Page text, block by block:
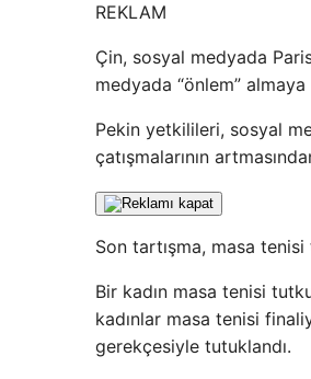
REKLAM
Çin, sosyal medyada
medyada “önlem” almaya
Pekin yetkilileri, sosyal
çatışmalarının
Son tartışma, masa
Bir kadın masa tenisi
kadınlar masa tenisi
gerekçesiyle tutuklandı.